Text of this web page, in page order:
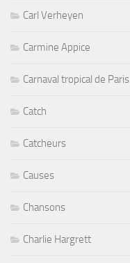
Carl Verheyen
Carmine Appice
Carnaval tropical de Paris
Catch
Catcheurs
Causes
Chansons
Charlie Hargrett